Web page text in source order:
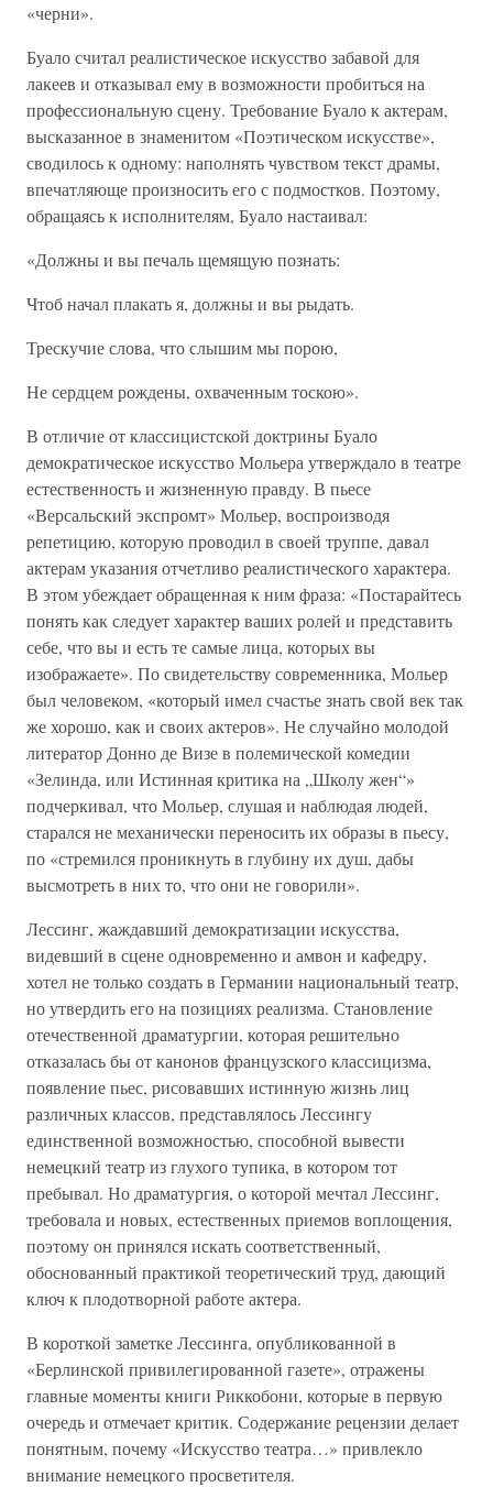
«черни».
Буало считал реалистическое искусство забавой для
лакеев и отказывал ему в возможности пробиться на
профессиональную сцену. Требование Буало к актерам,
высказанное в знаменитом «Поэтическом искусстве»,
сводилось к одному: наполнять чувством текст драмы,
впечатляюще произносить его с подмостков. Поэтому,
обращаясь к исполнителям, Буало настаивал:
«Должны и вы печаль щемящую познать:
Чтоб начал плакать я, должны и вы рыдать.
Трескучие слова, что слышим мы порою,
Не сердцем рождены, охваченным тоскою».
В отличие от классицистской доктрины Буало
демократическое искусство Мольера утверждало в театре
естественность и жизненную правду. В пьесе
«Версальский экспромт» Мольер, воспроизводя
репетицию, которую проводил в своей труппе, давал
актерам указания отчетливо реалистического характера.
В этом убеждает обращенная к ним фраза: «Постарайтесь
понять как следует характер ваших ролей и представить
себе, что вы и есть те самые лица, которых вы
изображаете». По свидетельству современника, Мольер
был человеком, «который имел счастье знать свой век так
же хорошо, как и своих актеров». Не случайно молодой
литератор Донно де Визе в полемической комедии
«Зелинда, или Истинная критика на „Школу жен“»
подчеркивал, что Мольер, слушая и наблюдая людей,
старался не механически переносить их образы в пьесу,
по «стремился проникнуть в глубину их душ, дабы
высмотреть в них то, что они не говорили».
Лессинг, жаждавший демократизации искусства,
видевший в сцене одновременно и амвон и кафедру,
хотел не только создать в Германии национальный театр,
но утвердить его на позициях реализма. Становление
отечественной драматургии, которая решительно
отказалась бы от канонов французского классицизма,
появление пьес, рисовавших истинную жизнь лиц
различных классов, представлялось Лессингу
единственной возможностью, способной вывести
немецкий театр из глухого тупика, в котором тот
пребывал. Но драматургия, о которой мечтал Лессинг,
требовала и новых, естественных приемов воплощения,
поэтому он принялся искать соответственный,
обоснованный практикой теоретический труд, дающий
ключ к плодотворной работе актера.
В короткой заметке Лессинга, опубликованной в
«Берлинской привилегированной газете», отражены
главные моменты книги Риккобони, которые в первую
очередь и отмечает критик. Содержание рецензии делает
понятным, почему «Искусство театра…» привлекло
внимание немецкого просветителя.